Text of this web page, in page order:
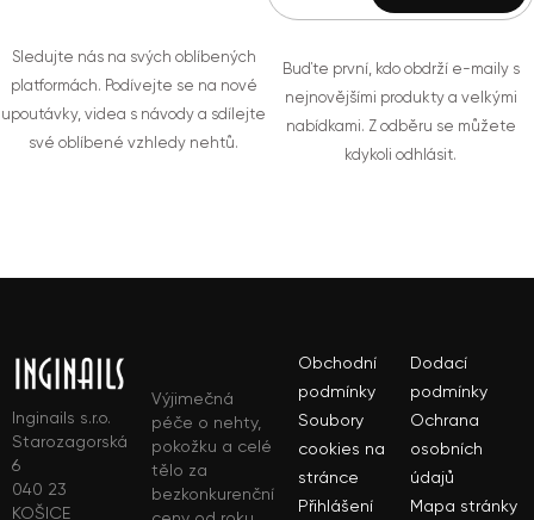
Sledujte nás na svých oblíbených
platformách. Podívejte se na nové
upoutávky, videa s návody a sdílejte
své oblíbené vzhledy nehtů.
Buďte první, kdo obdrží e-maily s
nejnovějšími produkty a velkými
nabídkami. Z odběru se můžete
kdykoli odhlásit.
Inginails s.r.o.
Starozagorská
6
040 23
KOŠICE
Výjimečná
péče o nehty,
pokožku a celé
tělo za
bezkonkurenční
Obchodní
podmínky
Dodací
podmínky
Soubory
cookies na
stránce
Ochrana
osobních
údajů
Přihlášení
Mapa stránky